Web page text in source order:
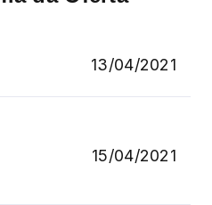
13/04/2021
15/04/2021